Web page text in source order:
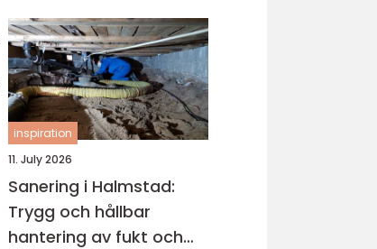
mikroorganismer har
fått fäste i en byggnad
inspiration
11. July 2026
Sanering i Halmstad:
Trygg och hållbar
hantering av fukt och